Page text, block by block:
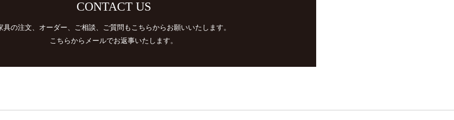
CONTACT US
具の注文、オーダー、ご相談、ご質問もこちらからお願いいたします。
​​​​​​​こちらからメールでお返事いたします。